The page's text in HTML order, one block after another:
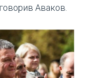
Аваков.